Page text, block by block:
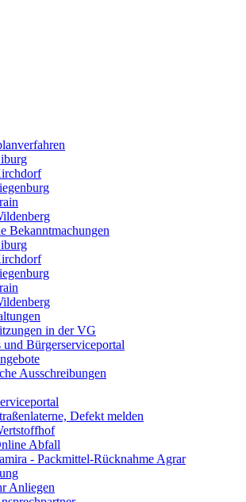
Bekanntmachungen
in der VG
und Bürgerserviceportal
Ausschreibungen
Defekt melden
Abfall
- Packmittel-Rücknahme Agrar
Anliegen